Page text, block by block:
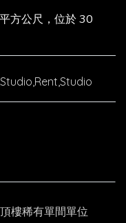
方公尺，位於 30
Studio,Rent,Studio
樓稀有單間單位